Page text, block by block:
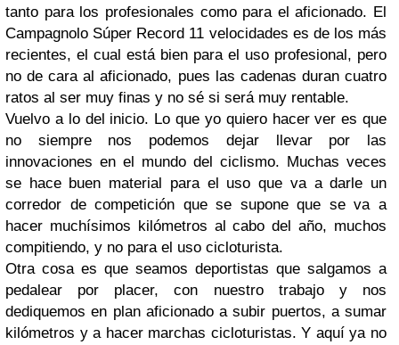
tanto para los profesionales como para el aficionado. El
Campagnolo Súper Record 11 velocidades es de los más
recientes, el cual está bien para el uso profesional, pero
no de cara al aficionado, pues las cadenas duran cuatro
ratos al ser muy finas y no sé si será muy rentable.
Vuelvo a lo del inicio. Lo que yo quiero hacer ver es que
no siempre nos podemos dejar llevar por las
innovaciones en el mundo del ciclismo. Muchas veces
se hace buen material para el uso que va a darle un
corredor de competición que se supone que se va a
hacer muchísimos kilómetros al cabo del año, muchos
compitiendo, y no para el uso cicloturista.
Otra cosa es que seamos deportistas que salgamos a
pedalear por placer, con nuestro trabajo y nos
dediquemos en plan aficionado a subir puertos, a sumar
kilómetros y a hacer marchas cicloturistas. Y aquí ya no